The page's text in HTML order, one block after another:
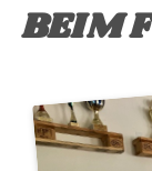
BEIM